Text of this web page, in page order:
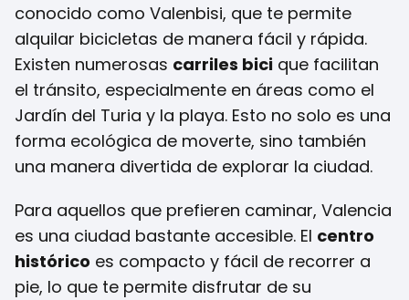
conocido como Valenbisi, que te permite
alquilar bicicletas de manera fácil y rápida.
Existen numerosas carriles bici que facilitan
el tránsito, especialmente en áreas como el
Jardín del Turia y la playa. Esto no solo es una
forma ecológica de moverte, sino también
una manera divertida de explorar la ciudad.
Para aquellos que prefieren caminar, Valencia
es una ciudad bastante accesible. El centro
histórico es compacto y fácil de recorrer a
pie, lo que te permite disfrutar de su